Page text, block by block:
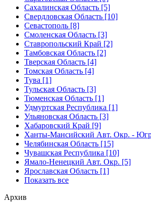
Сахалинская Область [5]
Свердловская Область [10]
Севастополь [8]
Смоленская Область [3]
Ставропольский Край [2]
Тамбовская Область [2]
Тверская Область [4]
Томская Область [4]
Тува [1]
Тульская Область [3]
Тюменская Область [1]
Удмуртская Республика [1]
Ульяновская Область [3]
Хабаровский Край [9]
Ханты-Мансийский Авт. Окр. -
Челябинская Область [15]
Чувашская Республика [10]
Ямало-Ненецкий Авт. Окр. [5]
Ярославская Область [1]
Показать все
Архив